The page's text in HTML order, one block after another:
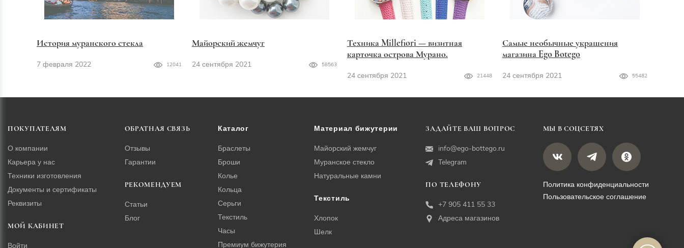
История муранского стекла
7 февраля 2022 12041
Майорский жемчуг
24 сентября 2021 58563
Техника Millefiori — визитная
карточка острова Мурано.
24 сентября 2021 21448
Самые необычные украшения
магазина Ego Botego
24 сентября 2021 55482
ПОКУПАТЕЛЯМ
О компании
Карьера у нас
Техники изготовления
Документы и сертификаты
Реквизиты
МОЙ КАБИНЕТ
Войти
ОБРАТНАЯ СВЯЗЬ
Отзывы
Гарантии
РЕКОМЕНДУЕМ
Статьи
Блог
Каталог
Браслеты
Броши
Колье
Кольца
Серьги
Текстиль
Часы
Премиум бижутерия
Материал бижутерии
Майорский жемчуг
Муранское стекло
Натуральные камни
Текстиль
Хлопок
Шелк
ЗАДАЙТЕ ВАШ ВОПРОС
info@ego-bottego.ru
Telegram
ПО ТЕЛЕФОНУ
+7 905 411 55 33
Адреса магазинов
МЫ В СОЦСЕТЯХ
Политика конфиденциальности
Пользовательское соглашение